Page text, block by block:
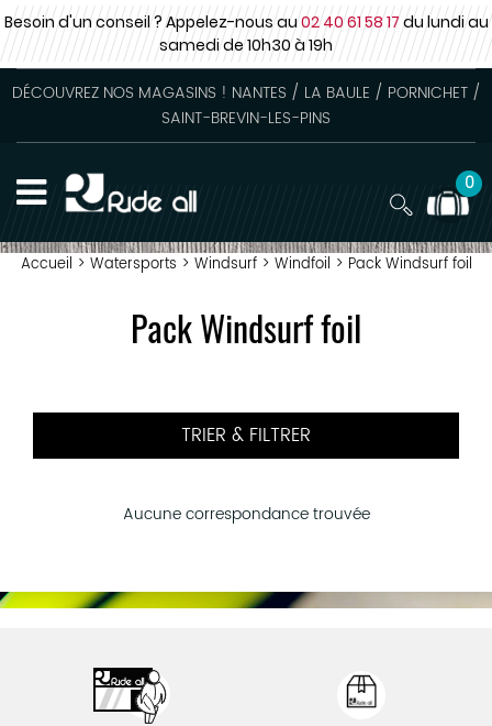
Besoin d'un conseil ? Appelez-nous au02 40 61 58 17du lundi au
samedide 10h30 à 19h
DÉCOUVREZ NOS MAGASINS ! NANTES / LA BAULE / PORNICHET /
SAINT-BREVIN-LES-PINS
0
Accueil > Watersports > Windsurf > Windfoil > Pack Windsurf foil
Pack Windsurf foil
TRIER & FILTRER
Aucune correspondance trouvée